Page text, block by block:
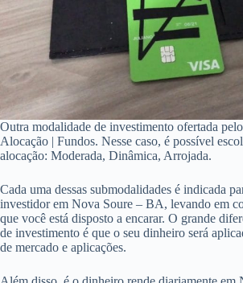
Outra modalidade de investimento ofertada
Alocação | Fundos. Nesse caso, é possível
alocação: Moderada, Dinâmica, Arrojada.
Cada uma dessas submodalidades é indicada
investidor em Nova Soure – BA, levando em
que você está disposto a encarar. O grande
de investimento é que o seu dinheiro será
de mercado e aplicações.